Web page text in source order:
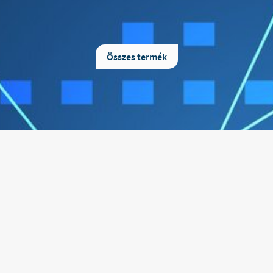
gyűrű azoknak nyújthat segítséget,
küzdenek. A termék szétválasztja a
lábujjakat, ezzel csökkentve az ujjak
egymáshoz dörzsölődését, egymásra
torlódását. Csökkenti a
tyúkszemek és kalapácsujjak okozta
fájdalmakat. A termék finoman
párnázott, így nem sérti fel a bőrt.
Mérete állítható. Kiszerelés: 1 db/csomag Tisztítása: langyos, enyhén mosószeres vízben, kézzel mosható. Anyagösszetétel: nejlon. Paraméterek: szélesség: 2,5 cm; hosszúság: 10,5 cm; vastagság: 0,12 cm
A lábujj távtartó segít
pozícióban tartani a
hozzájárulhat a járás
kényelmetlen lábbelik
okozta fájdalom
Hosszabb távon a túlzottan
vált szalagok lazulhatnak, a
tartása visszanyerheti
a kellemetlen érzet
mértékben csökkenhet.
rugalmas szilikon
Összes termék